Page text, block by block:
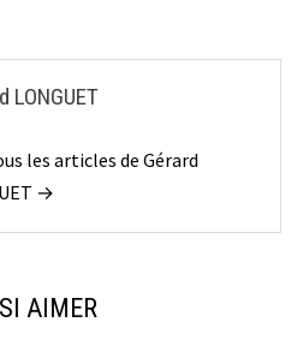
LONGUET
les articles de Gérard
→
AIMER